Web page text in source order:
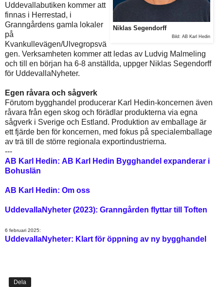
Niklas Segendorff
Bild: AB Karl Hedin
Uddevallabutiken kommer att
finnas i Herrestad, i
Granngårdens gamla lokaler
på
Kvankullevägen/Ulvegropsvä
gen. Verksamheten kommer att ledas av Ludvig Malmeling
och till en början ha 6-8 anställda, uppger Niklas Segendorff
för UddevallaNyheter.
Egen råvara och sågverk
Förutom bygghandel producerar Karl Hedin-koncernen även
råvara från egen skog och förädlar produkterna via egna
sågverk i Sverige och Estland. Produktion av emballage är
ett fjärde ben för koncernen, med fokus på specialemballage
av trä till de större regionala exportindustrierna.
---
AB Karl Hedin: AB Karl Hedin Bygghandel expanderar i
Bohuslän
AB Karl Hedin: Om oss
UddevallaNyheter (2023): Granngården flyttar till Toften
6 februari 2025:
UddevallaNyheter: Klart för öppning av ny bygghandel
Dela